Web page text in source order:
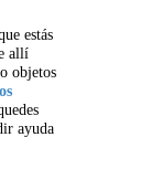
estás
allí
objetos
ayuda